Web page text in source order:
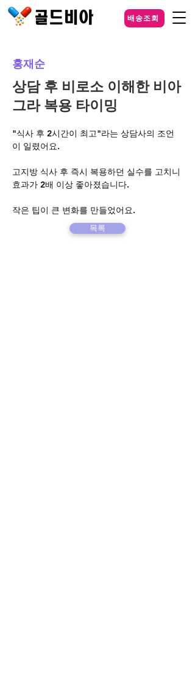
배송조회
홍재순
상담 후 비로소 이해한 비아
그라 복용 타이밍
"식사 후 2시간이 최고"라는 상담사의 조언
이 일렸어요.
고지방 식사 후 즉시 복용하던 실수를 고치니
효과가 2배 이상 좋아졌습니다.
작은 팁이 큰 변화를 만들었어요.
목록